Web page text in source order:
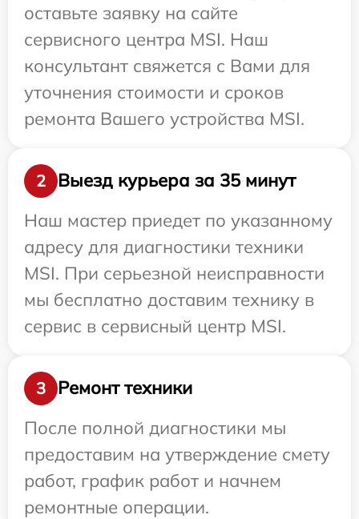
оставьте заявку на сайте
сервисного центра MSI. Наш
консультант свяжется с Вами для
уточнения стоимости и сроков
ремонта Вашего устройства MSI.
2
Выезд курьера за 35 минут
Наш мастер приедет по указанному
адресу для диагностики техники
MSI. При серьезной неисправности
мы бесплатно доставим технику в
сервис в сервисный центр MSI.
3
Ремонт техники
После полной диагностики мы
предоставим на утверждение смету
работ, график работ и начнем
ремонтные операции.